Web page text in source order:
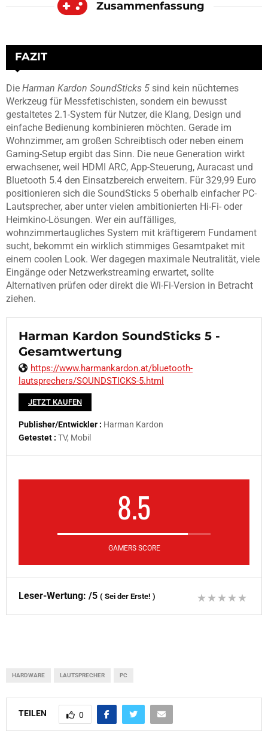
Zusammenfassung
FAZIT
Die Harman Kardon SoundSticks 5 sind kein nüchternes
Werkzeug für Messfetischisten, sondern ein bewusst
gestaltetes 2.1-System für Nutzer, die Klang, Design und
einfache Bedienung kombinieren möchten. Gerade im
Wohnzimmer, am großen Schreibtisch oder neben einem
Gaming-Setup ergibt das Sinn. Die neue Generation wirkt
erwachsener, weil HDMI ARC, App-Steuerung, Auracast und
Bluetooth 5.4 den Einsatzbereich erweitern. Für 329,99 Euro
positionieren sich die SoundSticks 5 oberhalb einfacher PC-
Lautsprecher, aber unter vielen ambitionierten Hi-Fi- oder
Heimkino-Lösungen. Wer ein auffälliges,
wohnzimmertaugliches System mit kräftigerem Fundament
sucht, bekommt ein wirklich stimmiges Gesamtpaket mit
einem coolen Look. Wer dagegen maximale Neutralität, viele
Eingänge oder Netzwerkstreaming erwartet, sollte
Alternativen prüfen oder direkt die Wi-Fi-Version in Betracht
ziehen.
Harman Kardon SoundSticks 5 -
Gesamtwertung
https://www.harmankardon.at/bluetooth-
lautsprechers/SOUNDSTICKS-5.html
JETZT KAUFEN
Publisher/Entwickler : Harman Kardon
Getestet : TV, Mobil
8.5
GAMERS SCORE
Leser-Wertung: /5 ( Sei der Erste! )
HARDWARE LAUTSPRECHER PC
TEILEN 0